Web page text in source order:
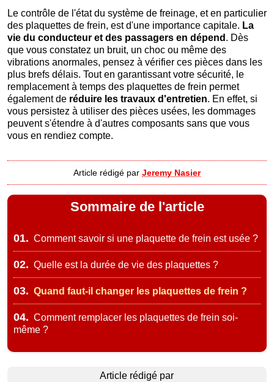
Le contrôle de l'état du système de freinage, et en particulier
des plaquettes de frein, est d'une importance capitale. La
vie du conducteur et des passagers en dépend . Dès
que vous constatez un bruit, un choc ou même des
vibrations anormales, pensez à vérifier ces pièces dans les
plus brefs délais. Tout en garantissant votre sécurité, le
remplacement à temps des plaquettes de frein permet
également de réduire les travaux d'entretien. En effet, si
vous persistez à utiliser des pièces usées, les dommages
peuvent s'étendre à d'autres composants sans que vous
vous en rendiez compte.
Article rédigé par Jeremy Nasier
Sommaire de l'article
01. Comment savoir si une plaquette de frein est usée ?
02. Quelle est la durée de vie des plaquettes ?
03. Quand faut-il changer les plaquettes de frein ?
04. Comment remplacer les plaquettes de frein soi-
même ?
Article rédigé par